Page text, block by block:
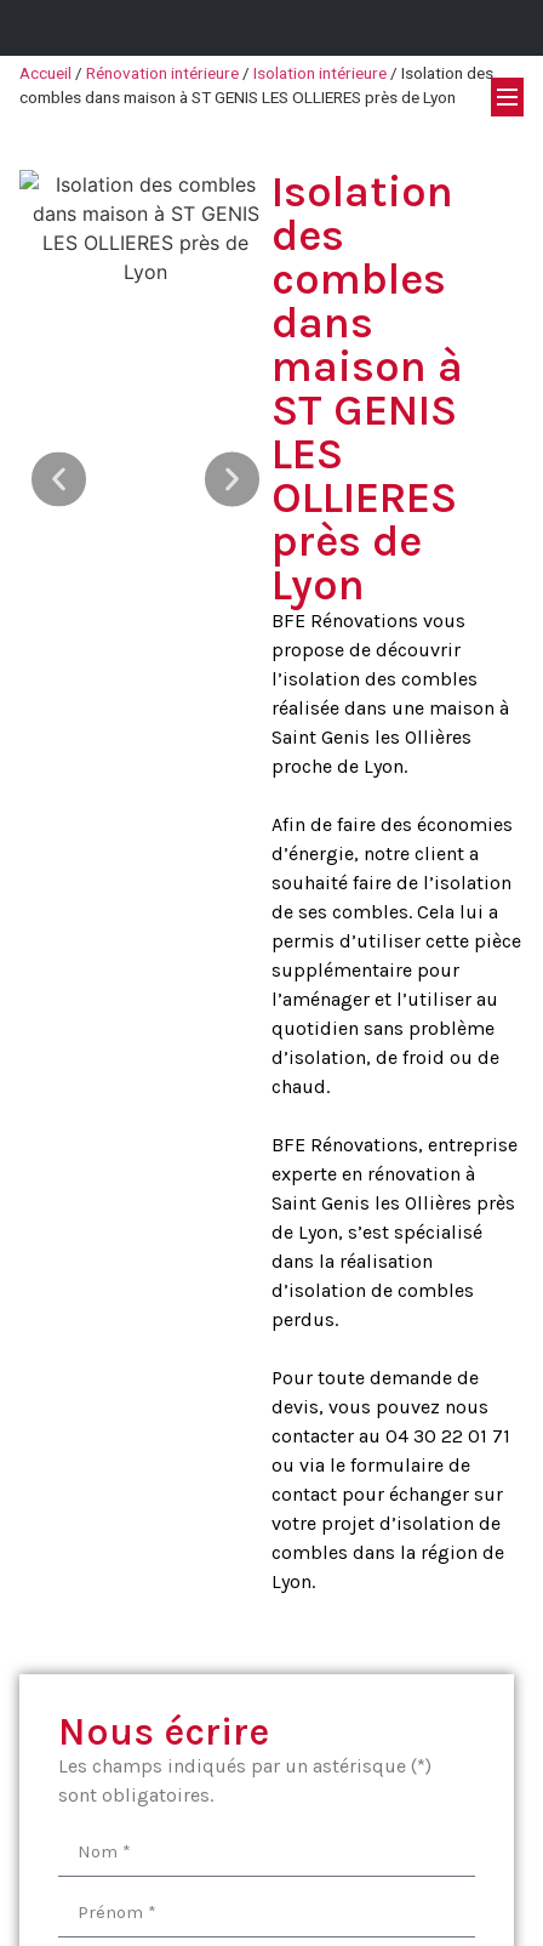
Accueil / Rénovation intérieure / Isolation intérieure / Isolation des
combles dans maison à ST GENIS LES OLLIERES près de Lyon
Isolation
des
combles
dans
maison à
ST GENIS
LES
OLLIERES
près de
Lyon
BFE Rénovations vous
propose de découvrir
l’isolation des combles
réalisée dans une maison à
Saint Genis les Ollières
proche de Lyon.
Afin de faire des économies
d’énergie, notre client a
souhaité faire de l’isolation
de ses combles. Cela lui a
permis d’utiliser cette pièce
supplémentaire pour
l’aménager et l’utiliser au
quotidien sans problème
d’isolation, de froid ou de
chaud.
BFE Rénovations, entreprise
experte en rénovation à
Saint Genis les Ollières près
de Lyon, s’est spécialisé
dans la réalisation
d’isolation de combles
perdus.
Pour toute demande de
devis, vous pouvez nous
contacter au 04 30 22 01 71
ou via le formulaire de
contact pour échanger sur
votre projet d’isolation de
combles dans la région de
Lyon.
Nous écrire
Les champs indiqués par un astérisque (*)
sont obligatoires.